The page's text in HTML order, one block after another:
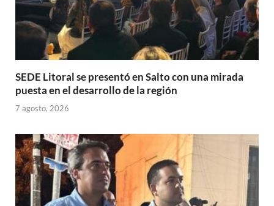
SEDE Litoral se presentó en Salto con una mirada
puesta en el desarrollo de la región
7 agosto, 2026